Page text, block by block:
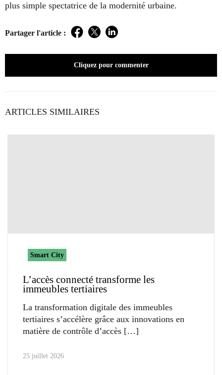
plus simple spectatrice de la modernité urbaine.
Partager l'article : Facebook
TwitterLinkedIn
Cliquez pour commenter
ARTICLES SIMILAIRES
Smart City
L’accès connecté transforme les
immeubles tertiaires
La transformation digitale des immeubles
tertiaires s’accélère grâce aux innovations en
matière de contrôle d’accès
25 juillet 2026